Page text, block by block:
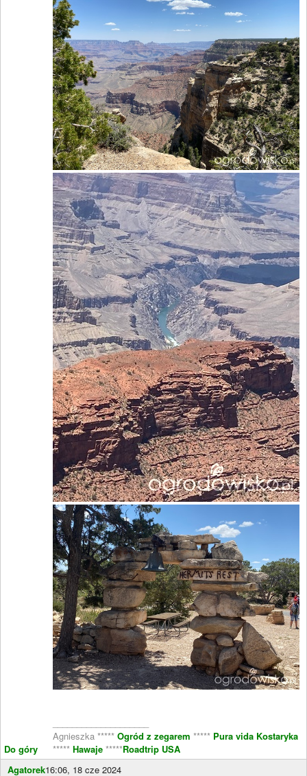
Do góry
Agnieszka ***** Ogród z zegarem ***** Pura vida Kostaryka
***** Hawaje *****Roadtrip USA
Agatorek16:06, 18 cze 2024